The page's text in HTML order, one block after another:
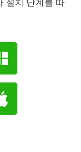
설치 단계를 따